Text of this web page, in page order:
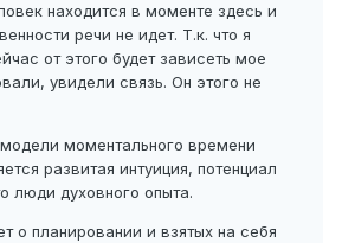
находится в моменте здесь и
речи не идет. Т.к. что я
от этого будет зависеть мое
увидели связь. Он этого не
моментального времени
развитая интуиция, потенциал
люди духовного опыта.
о планировании и взятых на себя